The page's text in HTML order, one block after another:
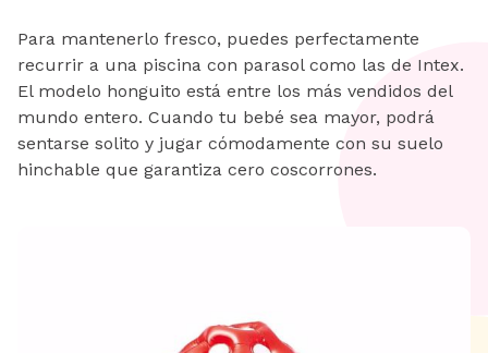
Para mantenerlo fresco, puedes perfectamente
recurrir a una piscina con parasol como las de Intex.
El modelo honguito está entre los más vendidos del
mundo entero. Cuando tu bebé sea mayor, podrá
sentarse solito y jugar cómodamente con su suelo
hinchable que garantiza cero coscorrones.